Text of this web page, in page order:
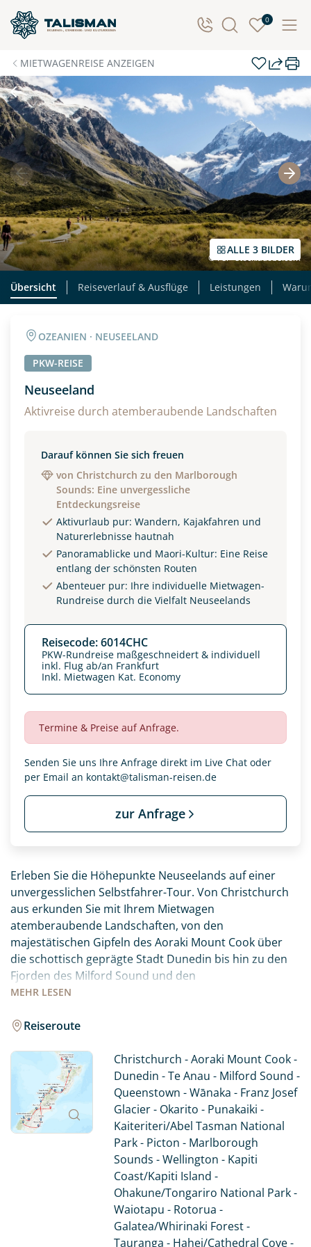
0
MIETWAGENREISE ANZEIGEN
ALLE 3 BILDER
© Fei - stock.adobe.com
Übersicht Reiseverlauf & Ausflüge Leistungen
OZEANIEN · NEUSEELAND
PKW-REISE
Neuseeland
Aktivreise durch atemberaubende Landschaften
Darauf können Sie sich freuen
von Christchurch zu den Marlborough
Sounds: Eine unvergessliche
Entdeckungsreise
Aktivurlaub pur: Wandern, Kajakfahren und
Naturerlebnisse hautnah
Panoramablicke und Maori-Kultur: Eine Reise
entlang der schönsten Routen
Abenteuer pur: Ihre individuelle Mietwagen-
Rundreise durch die Vielfalt Neuseelands
Reisecode: 6014CHC
PKW-Rundreise maßgeschneidert & individuell
inkl. Flug ab/an Frankfurt
Inkl. Mietwagen Kat. Economy
Termine & Preise auf Anfrage.
Senden Sie uns Ihre Anfrage direkt im Live Chat oder
per Email an kontakt@talisman-reisen.de
zur Anfrage
MEHR LESEN
Erleben Sie die Höhepunkte Neuseelands auf einer
unvergesslichen Selbstfahrer-Tour. Von Christchurch
aus erkunden Sie mit Ihrem Mietwagen
atemberaubende Landschaften, von den
majestätischen Gipfeln des Aoraki Mount Cook über
die schottisch geprägte Stadt Dunedin bis hin zu den
Fjorden des Milford Sound und den
Abenteueraktivitäten in Queenstown. Entdecken Sie die
Felsformationen, entspannen Sie in den goldenen
die Ruhe der Marlborough Sounds. Tauchen Sie ein in
die Maori-Kultur und die vulkanische Aktivität rund um
Rotorua, bevor Sie die Schönheit der Coromandel
Halbinsel und die pulsierende Metropole Auckland
erleben.
Dieses Reiseangebot dient als Beispiel für eine
maßgeschneiderte Rundreise durch Neuseeland. Es
kann je nach persönlichen Wünschen und Vorlieben
angepasst werden, sei es in Bezug auf die Dauer der
Reise, die gewählten Aktivitäten oder die Unterkünfte.
Die vorgeschlagene Route ist flexibel und bietet
Reiseroute
Christchurch - Aoraki Mount Cook -
Dunedin - Te Anau - Milford Sound -
Queenstown - Wānaka - Franz Josef
Glacier - Okarito - Punakaiki -
Kaiteriteri/Abel Tasman National
Park - Picton - Marlborough
Sounds - Wellington - Kapiti
Coast/Kapiti Island -
Ohakune/Tongariro National Park -
Waiotapu - Rotorua -
Galatea/Whirinaki Forest -
Tauranga - Hahei/Cathedral Cove -